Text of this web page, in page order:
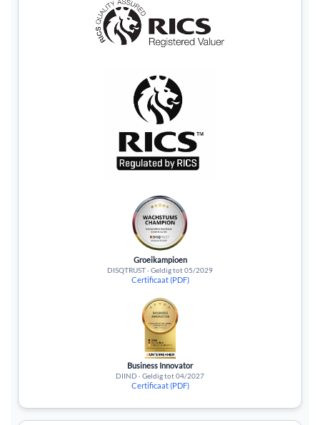
Groeikampioen
DISQTRUST · Geldig tot 05/2029
Certificaat (PDF)
Business Innovator
DIIND · Geldig tot 04/2027
Certificaat (PDF)